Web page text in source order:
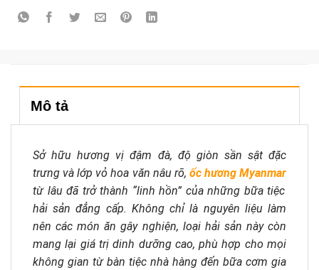
Mô tả
Sở hữu hương vị đậm đà, độ giòn sần sật đặc
trưng và lớp vỏ hoa văn nâu rõ, ốc hương Myanmar
từ lâu đã trở thành “linh hồn” của những bữa tiệc
hải sản đẳng cấp. Không chỉ là nguyên liệu làm
nên các món ăn gây nghiện, loại hải sản này còn
mang lại giá trị dinh dưỡng cao, phù hợp cho mọi
không gian từ bàn tiệc nhà hàng đến bữa cơm gia